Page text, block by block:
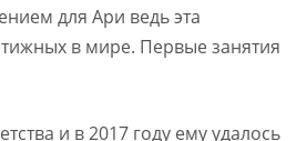
для Ари ведь эта
в мире. Первые занятия
и в 2017 году ему удалось